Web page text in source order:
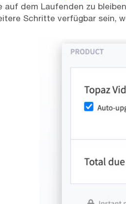
auf dem Laufenden zu
Schritte verfügbar sein,